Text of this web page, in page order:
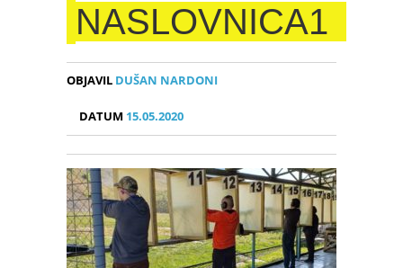
NASLOVNICA1
OBJAVIL DUŠAN NARDONI
DATUM 15.05.2020